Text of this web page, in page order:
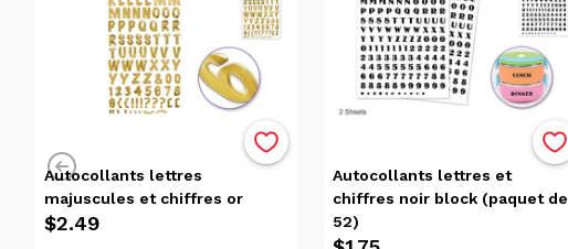
Autocollants lettres
majuscules et chiffres or
$2.49
Autocollants lettres et
chiffres noir block (paquet de
52)